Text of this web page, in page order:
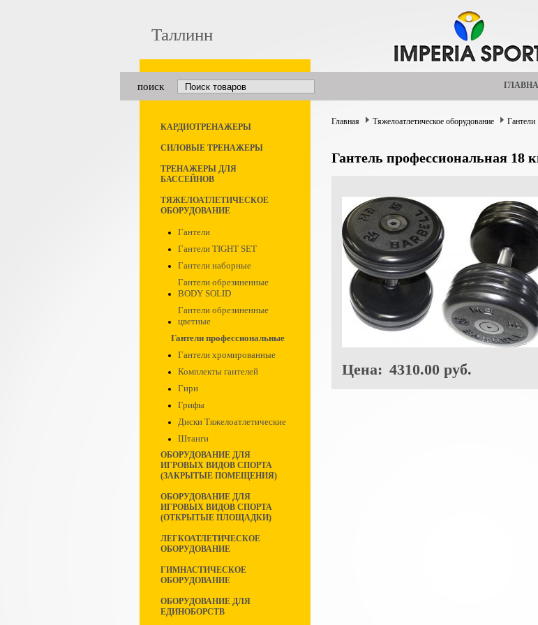
Таллинн
поиск
КАРДИОТРЕНАЖЕРЫ
СИЛОВЫЕ ТРЕНАЖЕРЫ
ТРЕНАЖЕРЫ ДЛЯ
БАССЕЙНОВ
ТЯЖЕЛОАТЛЕТИЧЕСКОЕ
ОБОРУДОВАНИЕ
Гантели
Гантели TIGHT SET
Гантели наборные
Гантели обрезиненные
BODY SOLID
Гантели обрезиненные
цветные
Гантели профессиональные
Гантели хромированные
Комплекты гантелей
Гири
Грифы
Диски Тяжелоатлетические
Штанги
ОБОРУДОВАНИЕ ДЛЯ
ИГРОВЫХ ВИДОВ СПОРТА
(ЗАКРЫТЫЕ ПОМЕЩЕНИЯ)
ОБОРУДОВАНИЕ ДЛЯ
ИГРОВЫХ ВИДОВ СПОРТА
(ОТКРЫТЫЕ ПЛОЩАДКИ)
ЛЕГКОАТЛЕТИЧЕСКОЕ
ОБОРУДОВАНИЕ
ГИМНАСТИЧЕСКОЕ
ОБОРУДОВАНИЕ
ОБОРУДОВАНИЕ ДЛЯ
ЕДИНОБОРСТВ
Главная Тяжелоатлетическое оборудование Гантели
Гантель профессиональная 18
Цена: 4310.00 руб.